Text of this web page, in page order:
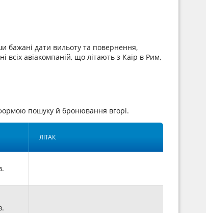
бажані дати вильоту та повернення,
всіх авіакомпаній, що літають з Каїр в Рим,
пошуку й бронювання вгорі.
ЛІТАК